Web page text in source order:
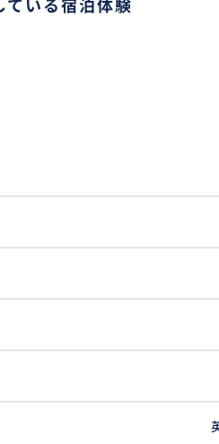
ている宿泊体験